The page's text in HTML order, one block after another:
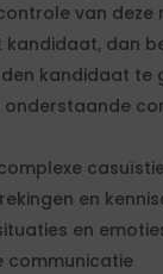
van
dan
kandidaat te
en
en
communicatie